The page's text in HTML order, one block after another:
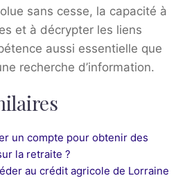
sans cesse, la capacité à
et à décrypter les liens
aussi essentielle que
recherche d’information.
un compte pour obtenir des
la retraite ?
au crédit agricole de Lorraine